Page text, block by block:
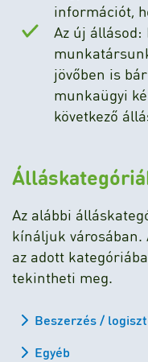
információt,
Az új állásod:
jövőben is
munkaügyi
következő
Az alábbi
kínáljuk
az adott
tekintheti meg.
Beszerzés /
Egyéb